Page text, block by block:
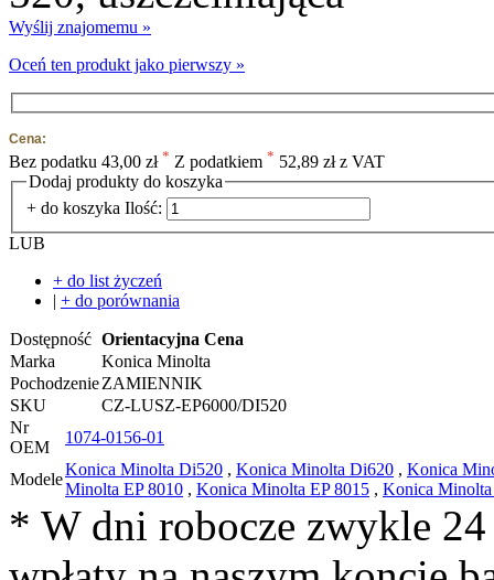
Wyślij znajomemu »
Oceń ten produkt jako pierwszy »
Cena:
Bez podatku 43,00 zł * Z podatkiem * 52,89 zł z VAT
Dodaj produkty do koszyka
+ do koszyka Ilość:
LUB
+ do list życzeń
| + do porównania
Dostępność Orientacyjna Cena
Marka
Konica Minolta
PochodzenieZAMIENNIK
SKU
CZ-LUSZ-EP6000/DI520
Nr
OEM
1074-0156-01
Modele
Konica Minolta Di520 , Konica Minolta Di620 , Konica
Minolta EP 8010 , Konica Minolta EP 8015 , Konica Minolta
* W dni robocze zwykle